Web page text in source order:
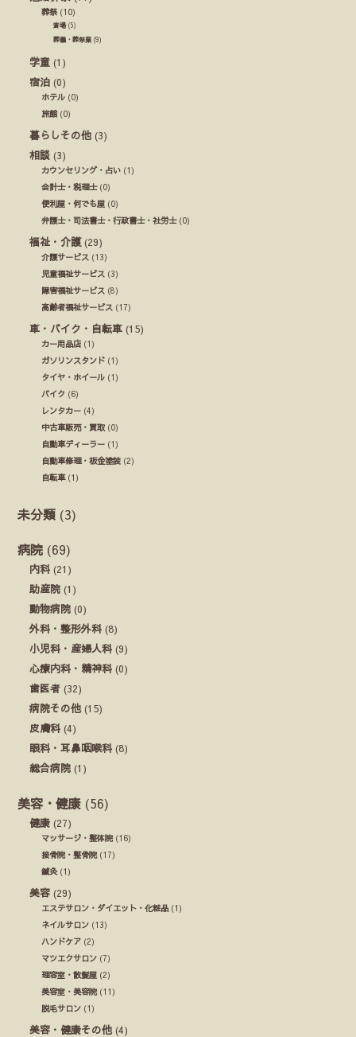
葬祭(10)
斎場(5)
葬儀・葬祭業 (9)
学童 (1)
宿泊 (0)
ホテル (0)
旅館 (0)
暮らしその他 (3)
相談 (3)
カウンセリング・占い (1)
会計士・税理士(0)
便利屋・何でも屋 (0)
弁護士・司法書士・行政書士・社労士(0)
福祉・介護(29)
介護サービス (13)
児童福祉サービス (3)
障害福祉サービス (8)
高齢者福祉サービス (17)
車・バイク・自転車 (15)
カー用品店 (1)
ガソリンスタンド (1)
タイヤ・ホイール (1)
バイク (6)
レンタカー (4)
中古車販売・買取 (0)
自動車ディーラー (1)
自動車修理・板金塗装 (2)
自転車(1)
未分類 (3)
病院 (69)
内科 (21)
助産院 (1)
動物病院 (0)
外科・整形外科 (8)
小児科・産婦人科 (9)
心療内科・精神科 (0)
歯医者 (32)
病院その他 (15)
皮膚科 (4)
眼科・耳鼻咽喉科 (8)
総合病院 (1)
美容・健康 (56)
健康 (27)
マッサージ・整体院(16)
接骨院・整骨院(17)
鍼灸(1)
美容 (29)
エステサロン・ダイエット・化粧品 (1)
ネイルサロン (13)
ハンドケア (2)
マツエクサロン (7)
理容室・散髪屋 (2)
美容室・美容院(11)
脱毛サロン (1)
美容・健康その他 (4)